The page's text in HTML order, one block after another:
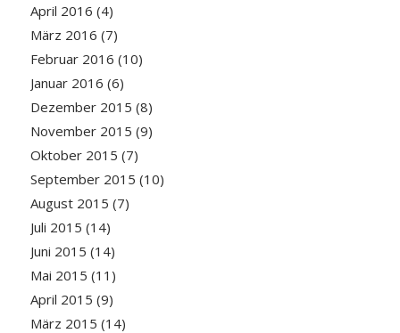
April 2016 (4)
März 2016 (7)
Februar 2016 (10)
Januar 2016 (6)
Dezember 2015 (8)
November 2015 (9)
Oktober 2015 (7)
September 2015 (10)
August 2015 (7)
Juli 2015 (14)
Juni 2015 (14)
Mai 2015 (11)
April 2015 (9)
März 2015 (14)